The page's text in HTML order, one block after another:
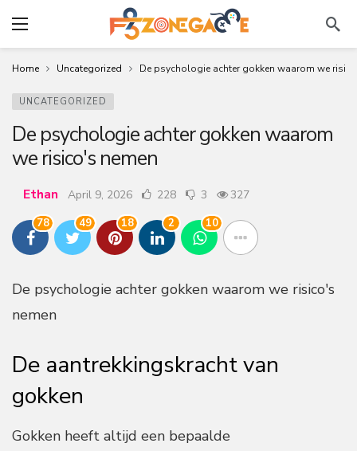
Home Uncategorized De psychologie achter gokken waarom we
UNCATEGORIZED
De psychologie achter gokken waarom
we risico's nemen
Ethan April 9, 2026 228 3 327
78 49 18 2 10
De psychologie achter gokken waarom we risico's
nemen
De aantrekkingskracht van
gokken
Gokken heeft altijd een bepaalde